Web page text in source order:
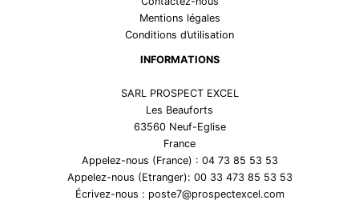
Mentions légales
Conditions d’utilisation
INFORMATIONS
SARL PROSPECT EXCEL
Les Beauforts
63560 Neuf-Eglise
France
Appelez-nous (France) : 04 73 85 53 53
Appelez-nous (Etranger): 00 33 473 85 53 53
Écrivez-nous : poste7@prospectexcel.com